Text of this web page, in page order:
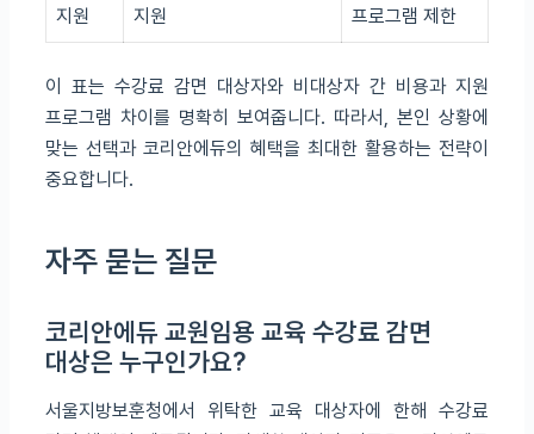
지원
지원
프로그램 제한
이 표는 수강료 감면 대상자와 비대상자 간 비용과 지원
프로그램 차이를 명확히 보여줍니다. 따라서, 본인 상황에
맞는 선택과 코리안에듀의 혜택을 최대한 활용하는 전략이
중요합니다.
자주 묻는 질문
코리안에듀 교원임용 교육 수강료 감면
대상은 누구인가요?
서울지방보훈청에서 위탁한 교육 대상자에 한해 수강료